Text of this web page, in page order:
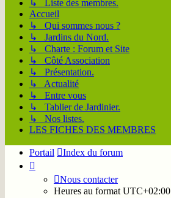
↳ Liste des membres.
Accueil
↳ Qui sommes nous ?
↳ Jardins du Nord.
↳ Charte : Forum et Site
↳ Côté Association
↳ Présentation.
↳ Actualité
↳ Entre vous
↳ Tablier de Jardinier.
↳ Nos listes.
LES FICHES DES MEMBRES
Portail Index du forum
Nous contacter
Heures au formatUTC+02:00